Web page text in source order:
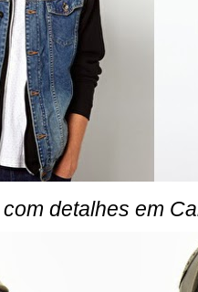
detalhes em